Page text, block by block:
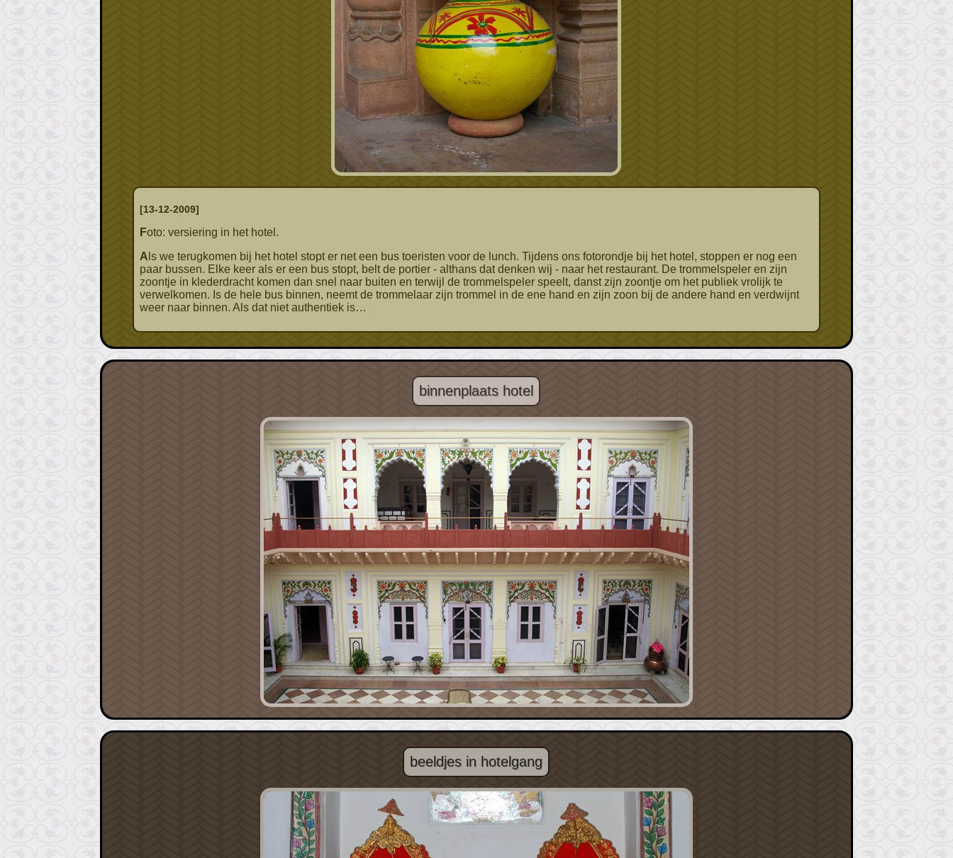
[13-12-2009]
Foto: versiering in het hotel.
Als we terugkomen bij het hotel stopt er net een bus toeristen voor de lunch. Tijdens ons fotorondje bij het hotel, stoppen er nog een
paar bussen. Elke keer als er een bus stopt, belt de portier - althans dat denken wij - naar het restaurant. De trommelspeler en zijn
zoontje in klederdracht komen dan snel naar buiten en terwijl de trommelspeler speelt, danst zijn zoontje om het publiek vrolijk te
verwelkomen. Is de hele bus binnen, neemt de trommelaar zijn trommel in de ene hand en zijn zoon bij de andere hand en verdwijnt
weer naar binnen. Als dat niet authentiek is…
binnenplaats hotel
beeldjes in hotelgang